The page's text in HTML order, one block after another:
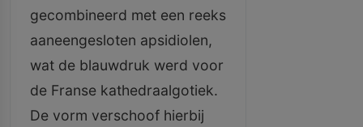
gecombineerd met een reeks
aaneengesloten apsidiolen,
wat de blauwdruk werd voor
de Franse kathedraalgotiek.
De vorm verschoof hierbij